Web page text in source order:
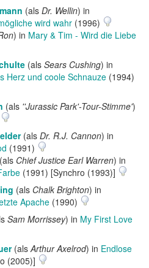
(als Dr. Wellin) in
wird wahr (1996)
) in Mary & Tim - Wird die Liebe
(als Sears Cushing) in
Herz und coole Schnauze (1994)
(als ''Jurassic Park'-Tour-Stimme')
(als Dr. R.J. Cannon) in
(1991)
Chief Justice Earl Warren) in
(1991) [Synchro (1993)]
(als Chalk Brighton) in
Apache (1990)
Sam Morrissey) in My First Love
(alsArthur Axelrod) in Endlose
(2005)]